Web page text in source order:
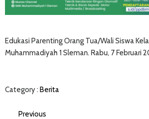
Edukasi Parenting Orang Tua/Wali Siswa
Muhammadiyah 1 Sleman. Rabu, 7 Februari
Category : Berita
Previous